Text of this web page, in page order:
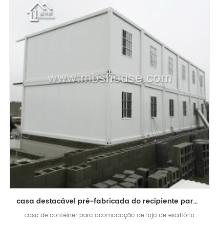
casa destacável pré-fabricada do recipiente para a acomodação da loja de escritório
casa de contêiner para acomodação de loja de escritório